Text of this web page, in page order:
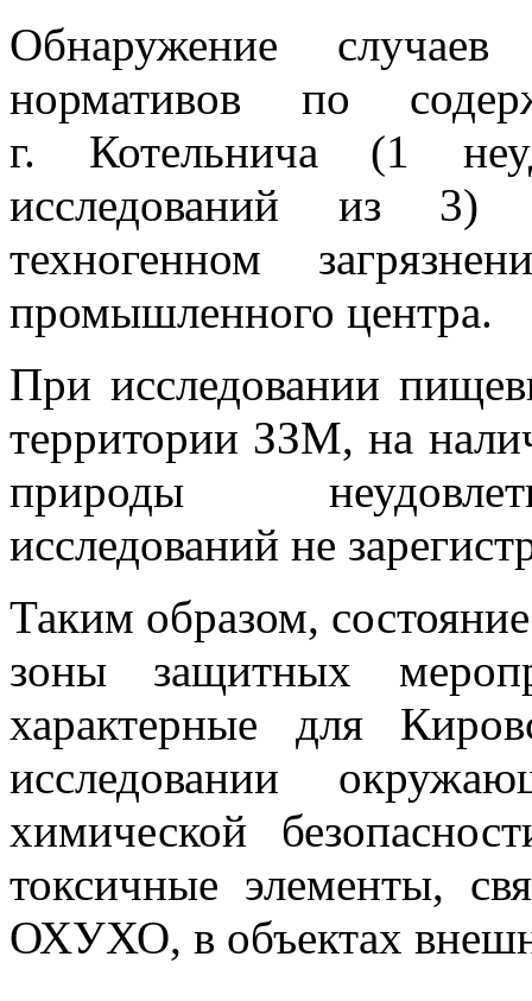
Обнаружение случаев
нормативов по
г. Котельнича (1
исследований из 3)
техногенном
промышленного центра.
При исследовании
территории ЗЗМ, на
природы
исследований не
Таким образом,
зоны защитных
характерные для
исследовании
химической
токсичные элементы,
ОХУХО, в объектах